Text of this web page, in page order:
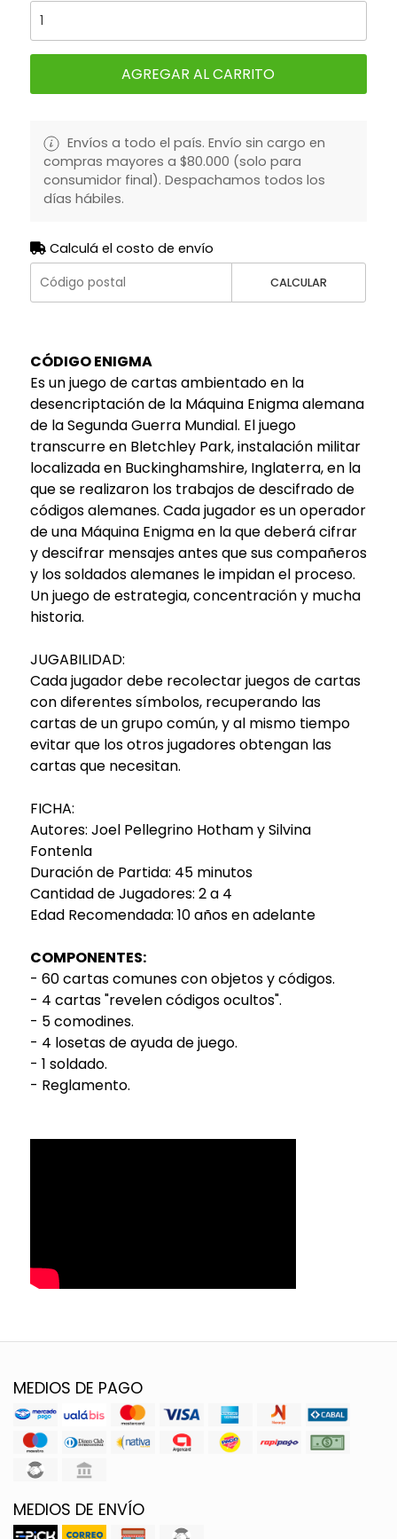
AGREGAR AL CARRITO
Envíos a todo el país. Envío sin cargo en
compras mayores a $80.000 (solo para
consumidor final). Despachamos todos los
días hábiles.
Calculá el costo de envío
CALCULAR
CÓDIGO ENIGMA
Es un juego de cartas ambientado en la
desencriptación de la Máquina Enigma alemana
de la Segunda Guerra Mundial. El juego
transcurre en Bletchley Park, instalación militar
localizada en Buckinghamshire, Inglaterra, en la
que se realizaron los trabajos de descifrado de
códigos alemanes. Cada jugador es un operador
de una Máquina Enigma en la que deberá cifrar
y descifrar mensajes antes que sus compañeros
y los soldados alemanes le impidan el proceso.
Un juego de estrategia, concentración y mucha
historia.
JUGABILIDAD:
Cada jugador debe recolectar juegos de cartas
con diferentes símbolos, recuperando las
cartas de un grupo común, y al mismo tiempo
evitar que los otros jugadores obtengan las
cartas que necesitan.
FICHA:
Autores: Joel Pellegrino Hotham y Silvina
Fontenla
Duración de Partida: 45 minutos
Cantidad de Jugadores: 2 a 4
Edad Recomendada: 10 años en adelante
COMPONENTES:
- 60 cartas comunes con objetos y códigos.
- 4 cartas "revelen códigos ocultos".
- 5 comodines.
- 4 losetas de ayuda de juego.
- 1 soldado.
- Reglamento.
MEDIOS DE PAGO
MEDIOS DE ENVÍO